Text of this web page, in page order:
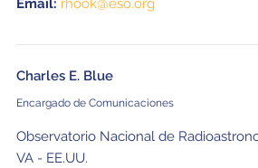
Email: rhook@eso.org
Charles E. Blue
Encargado de Comunicaciones
Observatorio Nacional de
VA - EE.UU.